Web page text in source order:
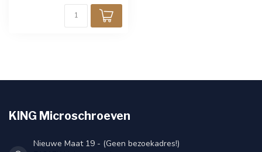
KING Microschroeven
Nieuwe Maat 19 - (Geen bezoekadres!)